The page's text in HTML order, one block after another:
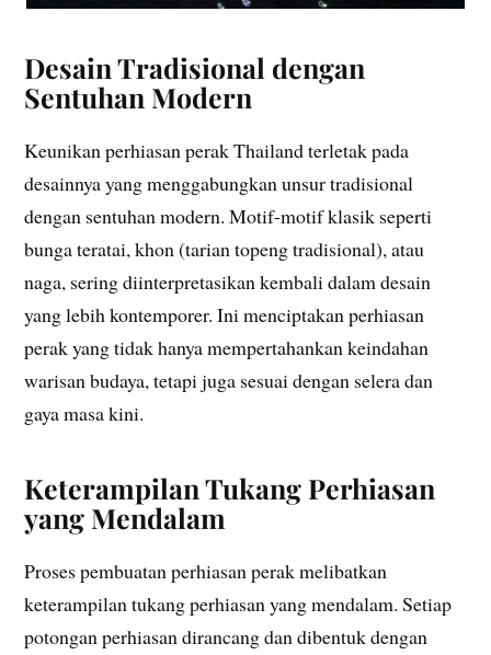
Desain Tradisional dengan
Sentuhan Modern
Keunikan perhiasan perak Thailand terletak pada
desainnya yang menggabungkan unsur tradisional
dengan sentuhan modern. Motif-motif klasik seperti
bunga teratai, khon (tarian topeng tradisional), atau
naga, sering diinterpretasikan kembali dalam desain
yang lebih kontemporer. Ini menciptakan perhiasan
perak yang tidak hanya mempertahankan keindahan
warisan budaya, tetapi juga sesuai dengan selera dan
gaya masa kini.
Keterampilan Tukang Perhiasan
yang Mendalam
Proses pembuatan perhiasan perak melibatkan
keterampilan tukang perhiasan yang mendalam. Setiap
potongan perhiasan dirancang dan dibentuk dengan